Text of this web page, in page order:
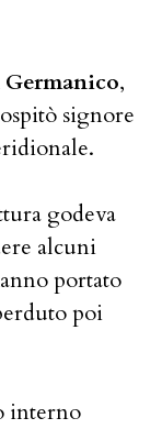
,
signore
godeva
alcuni
portato
poi
interno